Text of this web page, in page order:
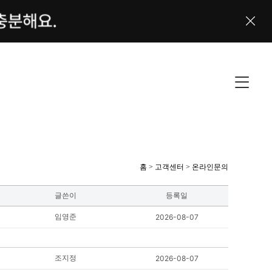
홈 > 고객센터 > 온라인문의
글쓴이 등록일
임영준 2026-08-07
조지정 2026-08-07